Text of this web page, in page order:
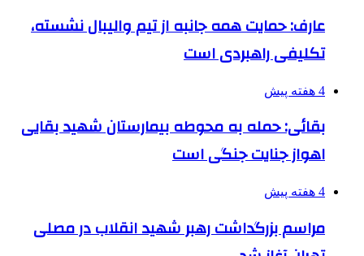
عارف: حمایت همه جانبه از تیم والیبال نشسته،
تکلیفی راهبردی است
4 هفته پیش
بقائی: حمله به محوطه بیمارستان شهید بقایی
اهواز جنایت جنگی است
4 هفته پیش
مراسم بزرگداشت رهبر شهید انقلاب در مصلی